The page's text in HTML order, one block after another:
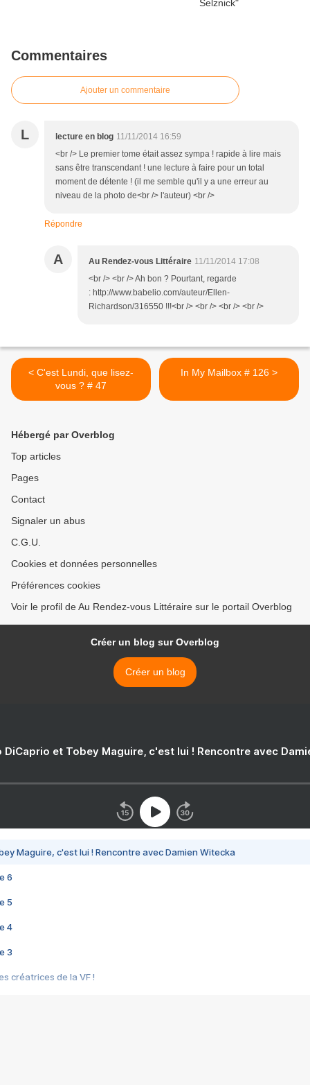
Commentaires
Ajouter un commentaire
L lecture en blog 11/11/2014 16:59
<br /> Le premier tome était assez sympa ! rapide à lire mais
sans être transcendant ! une lecture à faire pour un total
moment de détente ! (il me semble qu'il y a une erreur au
niveau de la photo de<br /> l'auteur) <br />
Répondre
A Au Rendez-vous Littéraire 11/11/2014 17:08
<br /> <br /> Ah bon ? Pourtant, regarde
: http://www.babelio.com/auteur/Ellen-
Richardson/316550 !!!<br /> <br /> <br /> <br />
< C'est Lundi, que lisez-
vous ? # 47
In My Mailbox # 126 >
Hébergé par Overblog
Top articles
Pages
Contact
Signaler un abus
C.G.U.
Cookies et données personnelles
Préférences cookies
Voir le profil de Au Rendez-vous Littéraire sur le portail Overblog
Créer un blog sur Overblog
Créer un blog
DiCaprio et Tobey Maguire, c'est lui ! Rencontre avec
Maguire, c'est lui ! Rencontre avec Damien Witecka
6
5
4
3
créatrices de la VF !